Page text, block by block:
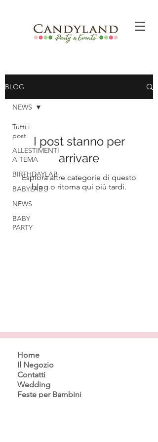
BLOG
Tutti i
post
ALLESTIMENTI
A TEMA
BIRTHDAYLAB
BABYLAB
NEWS
BABY
PARTY
NEWS
I post stanno per
arrivare
Esplora altre categorie di questo
blog o ritorna qui più tardi.
Home
Il Negozio
Contatti
Wedding
Feste per Bambini